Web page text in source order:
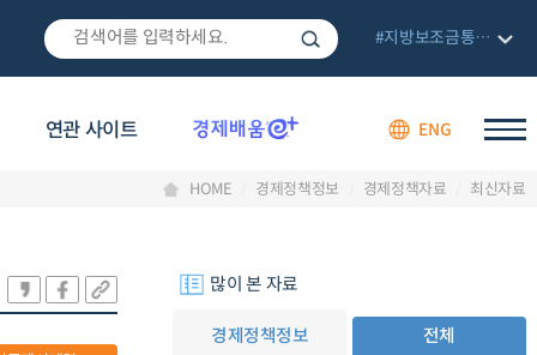
연관 사이트 ENG
#지방보조금통합관리망
HOME 경제정책정보 경제정책자료 최신자료
많이 본 자료
경제정책정보 전체